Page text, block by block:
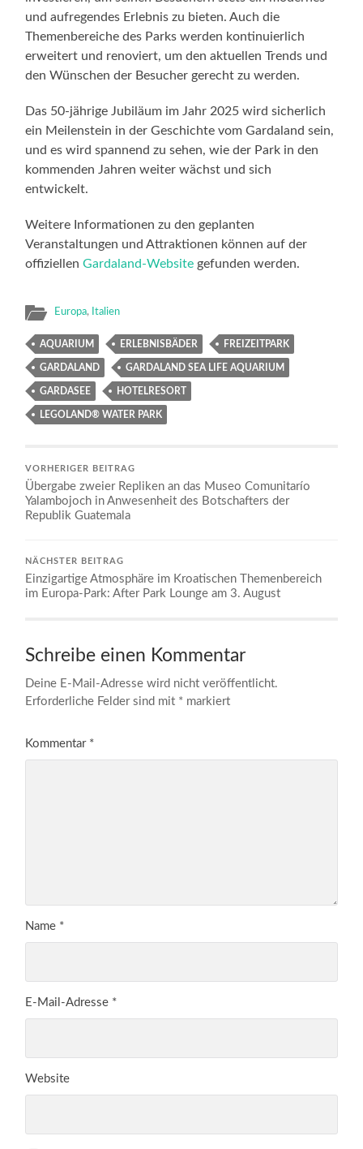
und aufregendes Erlebnis zu bieten. Auch die
Themenbereiche des Parks werden kontinuierlich
erweitert und renoviert, um den aktuellen Trends und
den Wünschen der Besucher gerecht zu werden.
Das 50-jährige Jubiläum im Jahr 2025 wird sicherlich
ein Meilenstein in der Geschichte vom Gardaland sein,
und es wird spannend zu sehen, wie der Park in den
kommenden Jahren weiter wächst und sich
entwickelt.
Weitere Informationen zu den geplanten
Veranstaltungen und Attraktionen können auf der
offiziellenGardaland-Website gefunden werden.
Europa, Italien
AQUARIUM ERLEBNISBÄDER FREIZEITPARK
GARDALAND GARDALAND SEA LIFE AQUARIUM
GARDASEE HOTELRESORT
LEGOLAND® WATER PARK
VORHERIGER BEITRAG
Übergabe zweier Repliken an das Museo Comunitarío
Yalambojoch in Anwesenheit des Botschafters der
Republik Guatemala
NÄCHSTER BEITRAG
Einzigartige Atmosphäre im Kroatischen Themenbereich
im Europa-Park: After Park Lounge am 3. August
Schreibe einen Kommentar
Deine E-Mail-Adresse wird nicht veröffentlicht.
Erforderliche Felder sind mit * markiert
Kommentar *
Name *
E-Mail-Adresse *
Website